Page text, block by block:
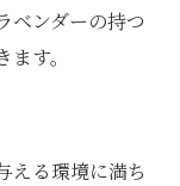
ベンダーの持つ
す。
える環境に満ち